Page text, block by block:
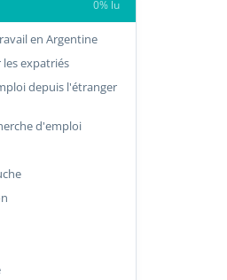
0% lu
en Argentine
expatriés
depuis l'étranger
d'emploi